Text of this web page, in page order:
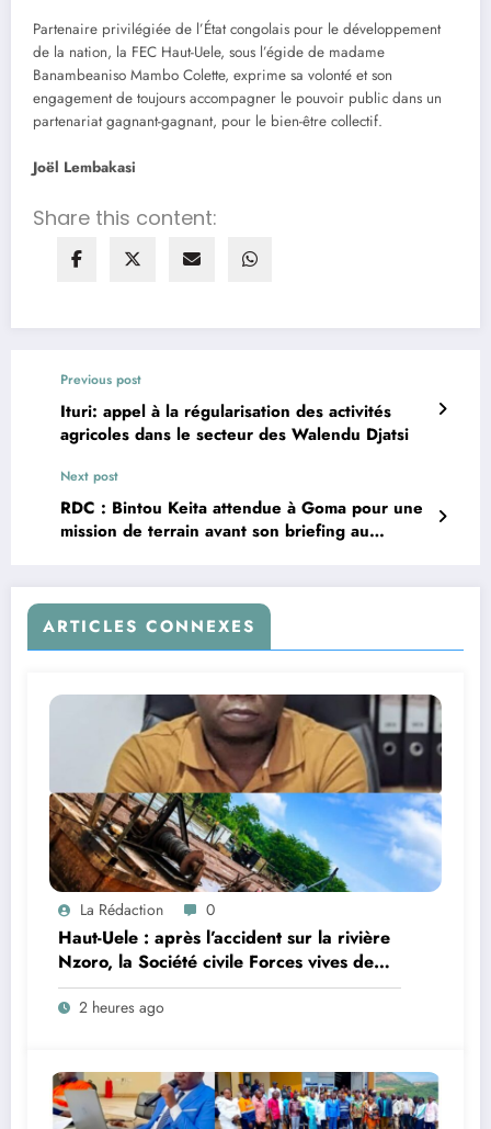
Partenaire privilégiée de l’État congolais pour le développement
de la nation, la FEC Haut-Uele, sous l’égide de madame
Banambeaniso Mambo Colette, exprime sa volonté et son
engagement de toujours accompagner le pouvoir public dans un
partenariat gagnant-gagnant, pour le bien-être collectif.
Joël Lembakasi
Share this content:
Previous post
Ituri: appel à la régularisation des activités
agricoles dans le secteur des Walendu Djatsi
Next post
RDC : Bintou Keita attendue à Goma pour une
mission de terrain avant son briefing au
ARTICLES CONNEXES
La Rédaction 0
Haut-Uele : après l’accident sur la rivière
Nzoro, la Société civile Forces vives de
Faradje s’indigne du retard dans la
reconstruction du pont Nzoro
2 heures ago